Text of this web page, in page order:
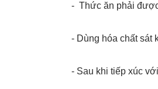
- Thức ăn phải
- Dùng hóa chất sát
- Sau khi tiếp xúc